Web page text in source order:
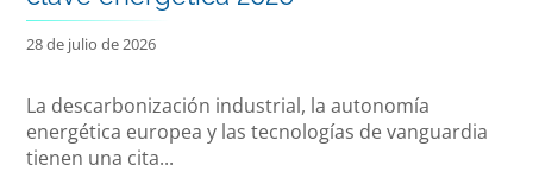
28 de julio de 2026
La descarbonización industrial, la autonomía
energética europea y las tecnologías de vanguardia
tienen una cita...